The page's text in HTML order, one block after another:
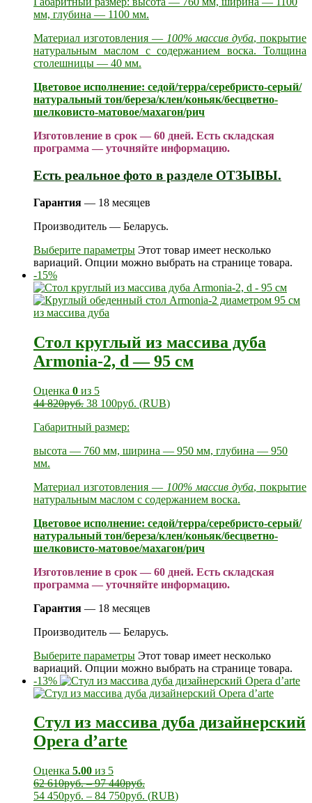
мм, глубина — 1100 мм.
Материал изготовления — 100% массив дуба, покрытие
натуральным маслом с содержанием воска. Толщина
столешницы — 40 мм.
Цветовое исполнение: седой/терра/серебристо-серый/
натуральный тон/береза/клен/коньяк/бесцветно-
шелковисто-матовое/махагон/рич
Изготовление в срок — 60 дней. Есть складская
программа — уточняйте информацию.
Есть реальное фото в разделе ОТЗЫВЫ.
Гарантия — 18 месяцев
Производитель — Беларусь.
Выберите параметры Этот товар имеет несколько
вариаций. Опции можно выбрать на странице товара.
-15%
Стол круглый из массива дуба
Armonia-2, d — 95 см
Оценка 0 из 5
44 820руб. 38 100руб. (RUB)
Габаритный размер:
высота — 760 мм, ширина — 950 мм, глубина — 950
мм.
Материал изготовления — 100% массив дуба, покрытие
натуральным маслом с содержанием воска.
Цветовое исполнение: седой/терра/серебристо-серый/
натуральный тон/береза/клен/коньяк/бесцветно-
шелковисто-матовое/махагон/рич
Изготовление в срок — 60 дней. Есть складская
программа — уточняйте информацию.
Гарантия — 18 месяцев
Производитель — Беларусь.
Выберите параметры Этот товар имеет несколько
вариаций. Опции можно выбрать на странице товара.
-13%
Стул из массива дуба дизайнерский
Opera d’arte
Оценка 5.00 из 5
62 610руб.–97 440руб.
54 450руб. – 84 750руб. (RUB)